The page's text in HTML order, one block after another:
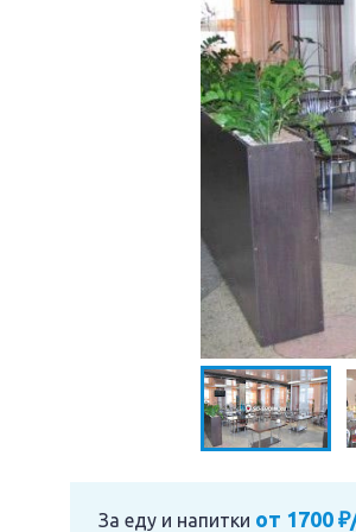
За еду и напитки от 1700